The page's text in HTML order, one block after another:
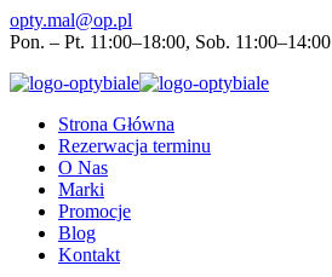
opty.mal@op.pl
Pon. – Pt. 11:00–18:00, Sob. 11:00–14:00
Strona Główna
Rezerwacja terminu
O Nas
Marki
Promocje
Blog
Kontakt